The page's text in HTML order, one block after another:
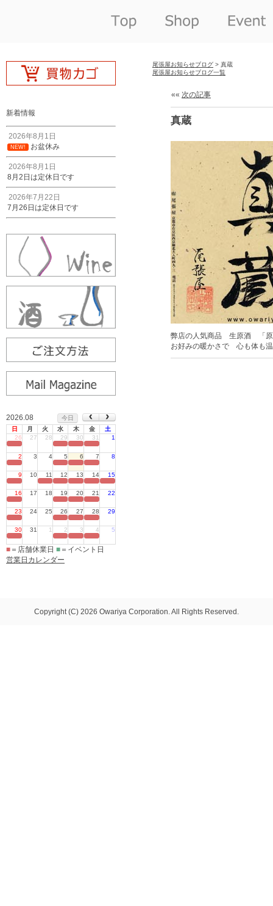
新着情報
2026年8月1日
NEW! お盆休み
2026年8月1日
8月2日は定休日です
2026年7月22日
7月26日は定休日です
2026.08
今日
日
月 火 水 木 金
土
26
27 28 29 30 31 1
2 3 4 5 6 7 8
9 10 11 12 13 14 15
16 17 18 19 20 21 22
23 24 25 26 27 28 29
30 31 1 2 3 4 5
■ ＝店舗休業日 ■ ＝イベント日
営業日カレンダー
尾張屋お知らせブログ > 真蔵
尾張屋お知らせブログ一覧
«« 次の記事
真蔵
弊店の人気商品 生原酒 「原
お好みの暖かさで 心も体も
Copyright (C) 2026 Owariya Corporation. All Rights Reserved.